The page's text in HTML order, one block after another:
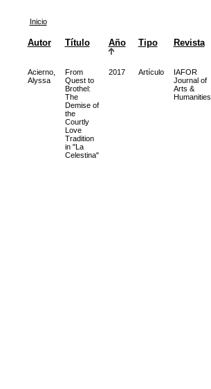
Inicio
Autor Título Año Tipo Revista
Acierno,
Alyssa
From
Quest to
Brothel:
The
Demise of
the
Courtly
Love
Tradition
in "La
Celestina"
2017 Artículo
IAFOR
Journal of
Arts &
Humanities